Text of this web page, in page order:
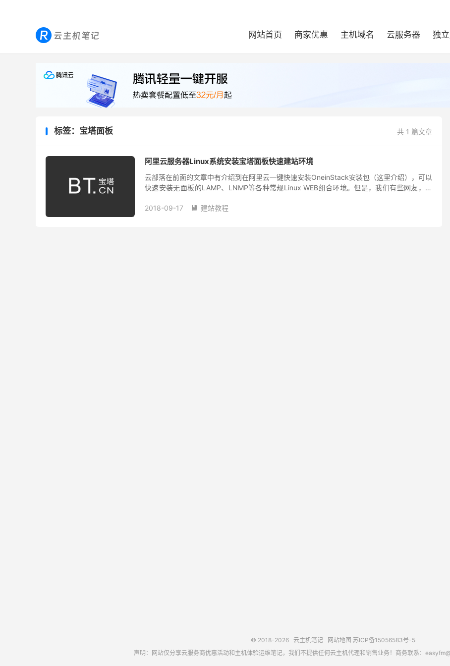
网站首页 商家优惠 主机域名 云服务器 独
共 1 篇文章
标签：宝塔面板
阿里云服务器Linux系统安装宝塔面板快速建站环境
云部落在前面的文章中有介绍到在阿里云一键快速安装OneinStack安装包（这里介绍），可以
快速安装无面板的LAMP、LNMP等各种常规Linux WEB组合环境。但是，我们有些网友，尤
2018-09-17
 建站教程
© 2018-2026 云主机笔记 网站地图 苏ICP备15056583号-5
声明：网站仅分享云服务商优惠活动和主机体验运维笔记，我们不提供任何云主机代理和销售业务！商务联系：